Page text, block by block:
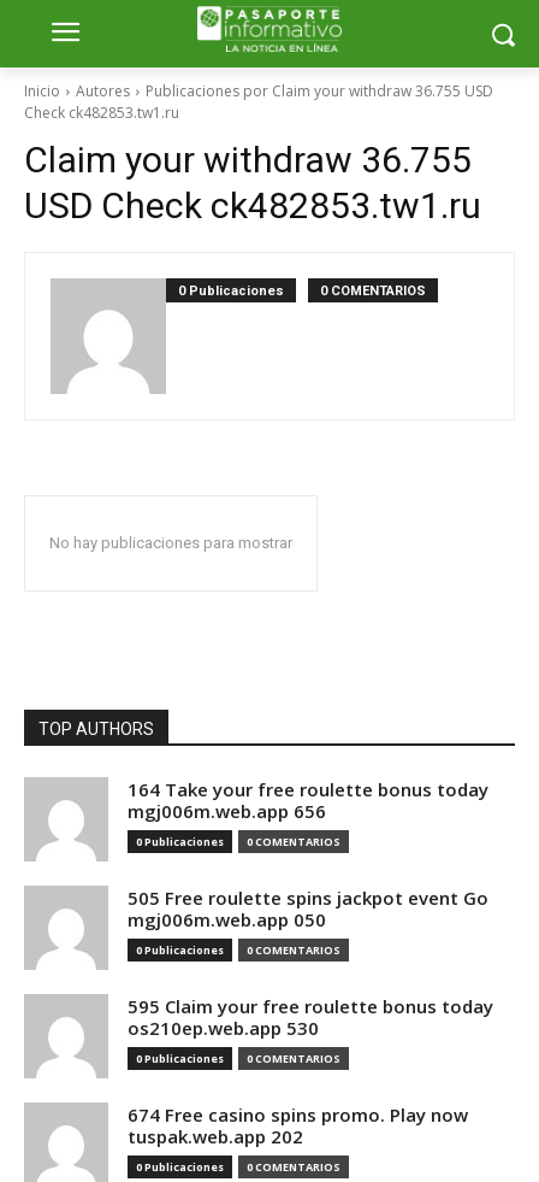
Inicio Autores
Publicaciones por Claim your withdraw 36.755 USD
Check ck482853.tw1.ru
Claim your withdraw 36.755
USD Check ck482853.tw1.ru
0 Publicaciones 0 COMENTARIOS
No hay publicaciones para mostrar
TOP AUTHORS
164 Take your free roulette bonus today
mgj006m.web.app 656
0 Publicaciones 0 COMENTARIOS
505 Free roulette spins jackpot event Go
mgj006m.web.app 050
0 Publicaciones 0 COMENTARIOS
595 Claim your free roulette bonus today
os210ep.web.app 530
0 Publicaciones 0 COMENTARIOS
674 Free casino spins promo. Play now
tuspak.web.app 202
0 Publicaciones 0 COMENTARIOS